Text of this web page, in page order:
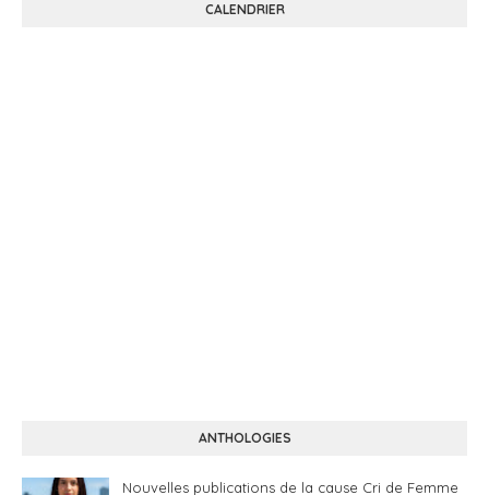
CALENDRIER
ANTHOLOGIES
Nouvelles publications de la cause Cri de Femme